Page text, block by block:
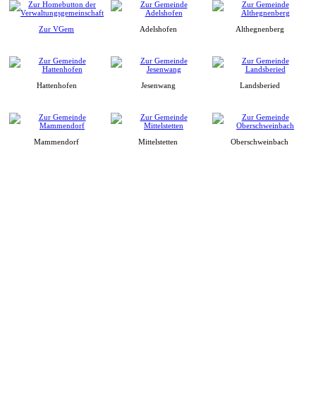
Zur VGem Adelshofen Althegnenberg
Hattenhofen Jesenwang Landsberied
Mammendorf Mittelstetten Oberschweinbach